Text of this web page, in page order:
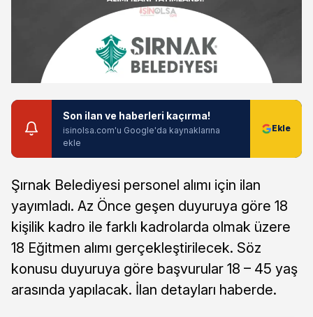
Son ilan ve haberleri kaçırma!
isinolsa.com'u Google'da kaynaklarına
ekle
Şırnak Belediyesi personel alımı için ilan
yayımladı. Az Önce geşen duyuruya göre 18
kişilik kadro ile farklı kadrolarda olmak üzere
18 Eğitmen alımı gerçekleştirilecek. Söz
konusu duyuruya göre başvurular 18 – 45 yaş
arasında yapılacak. İlan detayları haberde.